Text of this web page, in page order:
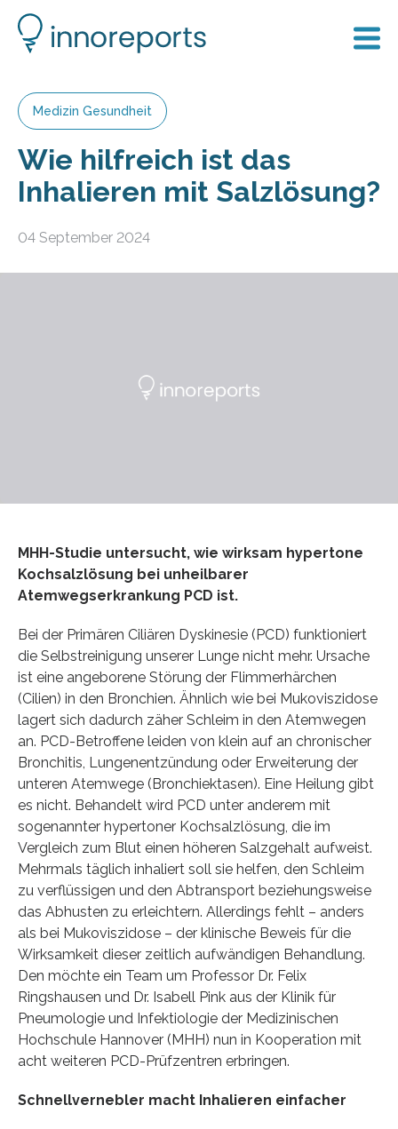
Medizin Gesundheit
Wie hilfreich ist das
Inhalieren mit Salzlösung?
04 September 2024
MHH-Studie untersucht, wie wirksam hypertone
Kochsalzlösung bei unheilbarer
Atemwegserkrankung PCD ist.
Bei der Primären Ciliären Dyskinesie (PCD) funktioniert
die Selbstreinigung unserer Lunge nicht mehr. Ursache
ist eine angeborene Störung der Flimmerhärchen
(Cilien) in den Bronchien. Ähnlich wie bei Mukoviszidose
lagert sich dadurch zäher Schleim in den Atemwegen
an. PCD-Betroffene leiden von klein auf an chronischer
Bronchitis, Lungenentzündung oder Erweiterung der
unteren Atemwege (Bronchiektasen). Eine Heilung gibt
es nicht. Behandelt wird PCD unter anderem mit
sogenannter hypertoner Kochsalzlösung, die im
Vergleich zum Blut einen höheren Salzgehalt aufweist.
Mehrmals täglich inhaliert soll sie helfen, den Schleim
zu verflüssigen und den Abtransport beziehungsweise
das Abhusten zu erleichtern. Allerdings fehlt – anders
als bei Mukoviszidose – der klinische Beweis für die
Wirksamkeit dieser zeitlich aufwändigen Behandlung.
Den möchte ein Team um Professor Dr. Felix
Ringshausen und Dr. Isabell Pink aus der Klinik für
Pneumologie und Infektiologie der Medizinischen
Hochschule Hannover (MHH) nun in Kooperation mit
acht weiteren PCD-Prüfzentren erbringen.
Schnellvernebler macht Inhalieren einfacher